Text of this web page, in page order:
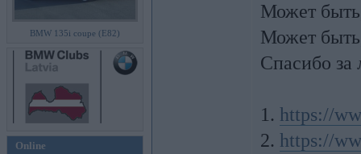
BMW 135i coupe (E82)
Online
Может
Может
Спасибо
1. https://
2. https://